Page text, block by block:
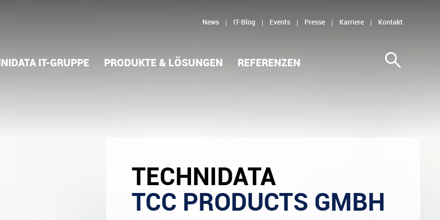
News IT-Blog Events Presse Karriere Kontakt
IT-GRUPPE PRODUKTE & LÖSUNGEN REFERENZEN
TECHNIDATA
TCC PRODUCTS GMBH